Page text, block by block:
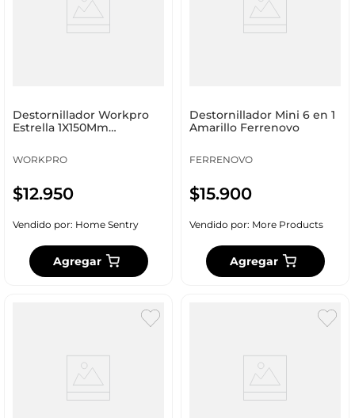
Destornillador Workpro
Estrella 1X150Mm
WORKPRO
$12.950
Vendido por: Home Sentry
Agregar
Destornillador Mini 6 en 1
Amarillo Ferrenovo
FERRENOVO
$15.900
Vendido por: More Products
Agregar